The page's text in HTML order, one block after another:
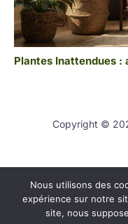
Plantes Inattendues :
Copyright ©
Nous utilisons des
expérience sur notre
site, nous